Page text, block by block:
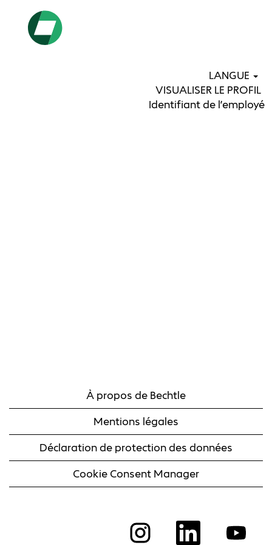
LANGUE
VISUALISER LE PROFIL
Identifiant de l’employé
À propos de Bechtle
Mentions légales
Déclaration de protection des données
Cookie Consent Manager
S
o
S
o o